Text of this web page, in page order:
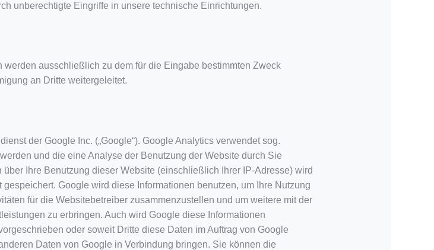
unberechtigte Eingriffe in unsere technische Einrichtungen.
ausschließlich zu dem für die Eingabe bestimmten Zweck
an Dritte weitergeleitet.
der Google Inc. („Google“). Google Analytics verwendet sog.
und die eine Analyse der Benutzung der Website durch Sie
Ihre Benutzung dieser Website (einschließlich Ihrer IP-Adresse) wird
Google wird diese Informationen benutzen, um Ihre Nutzung
für die Websitebetreiber zusammenzustellen und um weitere mit der
zu erbringen. Auch wird Google diese Informationen
oder soweit Dritte diese Daten im Auftrag von Google
Daten von Google in Verbindung bringen. Sie können die